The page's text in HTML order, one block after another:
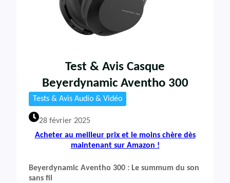
Test & Avis Casque
Beyerdynamic Aventho 300
Tests & Avis Audio & Vidéo
28 février 2025
Acheter au meilleur prix et le moins chère dès
maintenant sur Amazon !
Beyerdynamic Aventho 300 : Le summum du son
sans fil